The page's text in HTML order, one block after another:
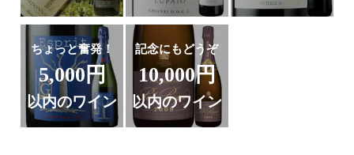
ちょっと奮発！
5,000円
以内のワイン
記念にもどうぞ
10,000円
以内のワイン